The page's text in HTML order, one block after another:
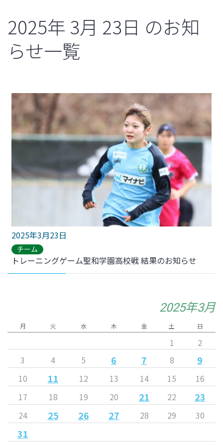
2025年 3月 23日 のお知
らせ一覧
2025年3月23日
チーム
トレーニングゲーム聖和学園高校戦 結果のお知らせ
2025年3月
月 火 水 木 金 土 日
1
2
3
4 5 6 7 8 9
10 11 12 13 14 15
16
17
18 19 20 21 22 23
24 25 26 27 28 29 30
31